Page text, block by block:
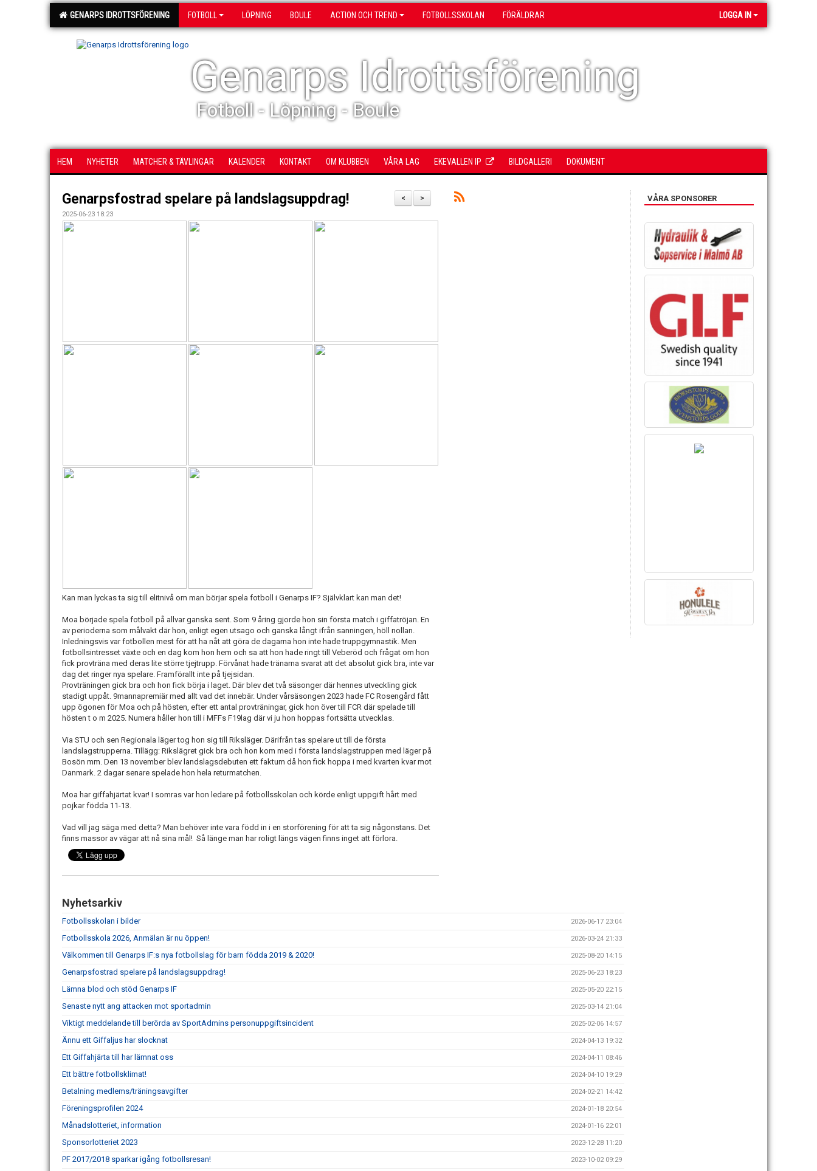
GENARPS IDROTTSFÖRENING FOTBOLL LÖPNING BOULE ACTION OCH TREND FOTBOLLSSKOLAN FÖRÄLDRAR LOGGA IN
Genarps Idrottsförening
Fotboll - Löpning - Boule
HEM NYHETER MATCHER & TÄVLINGAR KALENDER KONTAKT OM KLUBBEN VÅRA LAG EKEVALLEN IP BILDGALLERI DOKUMENT
>
<
Genarpsfostrad spelare på landslagsuppdrag!
2025-06-23 18:23
Kan man lyckas ta sig till elitnivå om man börjar spela fotboll i Genarps IF? Självklart kan man det!
Moa började spela fotboll på allvar ganska sent. Som 9 åring gjorde hon sin första match i giffatröjan. En
av perioderna som målvakt där hon, enligt egen utsago och ganska långt ifrån sanningen, höll nollan.
Inledningsvis var fotbollen mest för att ha nåt att göra de dagarna hon inte hade truppgymnastik. Men
fotbollsintresset växte och en dag kom hon hem och sa att hon hade ringt till Veberöd och frågat om hon
fick provträna med deras lite större tjejtrupp. Förvånat hade tränarna svarat att det absolut gick bra, inte var
dag det ringer nya spelare. Framförallt inte på tjejsidan.
Provträningen gick bra och hon fick börja i laget. Där blev det två säsonger där hennes utveckling gick
stadigt uppåt. 9mannapremiär med allt vad det innebär. Under vårsäsongen 2023 hade FC Rosengård fått
upp ögonen för Moa och på hösten, efter ett antal provträningar, gick hon över till FCR där spelade till
hösten t o m 2025. Numera håller hon till i MFFs F19lag där vi ju hon hoppas fortsätta utvecklas.
Via STU och sen Regionala läger tog hon sig till Riksläger. Därifrån tas spelare ut till de första
landslagstrupperna. Tillägg: Rikslägret gick bra och hon kom med i första landslagstruppen med läger på
Bosön mm. Den 13 november blev landslagsdebuten ett faktum då hon fick hoppa i med kvarten kvar mot
Danmark. 2 dagar senare spelade hon hela returmatchen.
Moa har giffahjärtat kvar! I somras var hon ledare på fotbollsskolan och körde enligt uppgift hårt med
pojkar födda 11-13.
Vad vill jag säga med detta? Man behöver inte vara född in i en storförening för att ta sig någonstans. Det
finns massor av vägar att nå sina mål! Så länge man har roligt längs vägen finns inget att förlora.
Nyhetsarkiv
Fotbollsskolan i bilder 2026-06-17 23:04
Fotbollsskola 2026, Anmälan är nu öppen! 2026-03-24 21:33
Välkommen till Genarps IF:s nya fotbollslag för barn födda 2019 & 2020! 2025-08-20 14:15
Genarpsfostrad spelare på landslagsuppdrag! 2025-06-23 18:23
Lämna blod och stöd Genarps IF 2025-05-20 22:15
Senaste nytt ang attacken mot sportadmin 2025-03-14 21:04
Viktigt meddelande till berörda av SportAdmins personuppgiftsincident 2025-02-06 14:57
Ännu ett Giffaljus har slocknat 2024-04-13 19:32
Ett Giffahjärta till har lämnat oss 2024-04-11 08:46
Ett bättre fotbollsklimat! 2024-04-10 19:29
Betalning medlems/träningsavgifter 2024-02-21 14:42
Föreningsprofilen 2024 2024-01-18 20:54
Månadslotteriet, information 2024-01-16 22:01
Sponsorlotteriet 2023 2023-12-28 11:20
PF 2017/2018 sparkar igång fotbollsresan! 2023-10-02 09:29
VÅRA SPONSORER